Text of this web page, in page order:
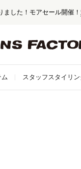
ました！モアセール開催！
無料！
ット。さらに詳しく
ム スタッフスタイリ